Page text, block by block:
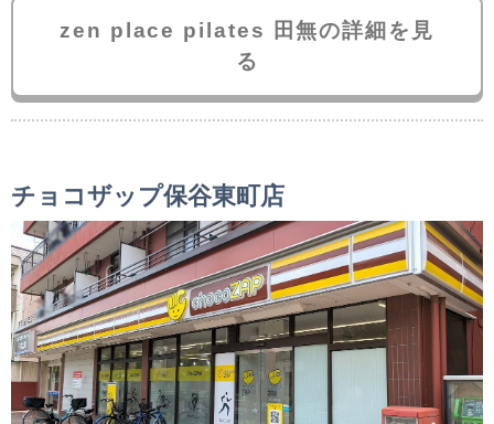
zen place pilates 田無の詳細を見
る
チョコザップ保谷東町店